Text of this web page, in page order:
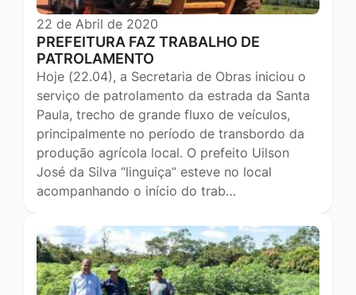
22 de Abril de 2020
PREFEITURA FAZ TRABALHO DE
PATROLAMENTO
Hoje (22.04), a Secretaria de Obras iniciou o
serviço de patrolamento da estrada da Santa
Paula, trecho de grande fluxo de veículos,
principalmente no período de transbordo da
produção agrícola local. O prefeito Uilson
José da Silva “linguiça” esteve no local
acompanhando o início do trab…